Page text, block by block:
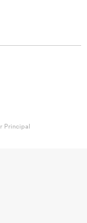
Principal